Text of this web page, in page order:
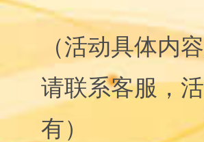
（活动具体内
请联系客服，
有）